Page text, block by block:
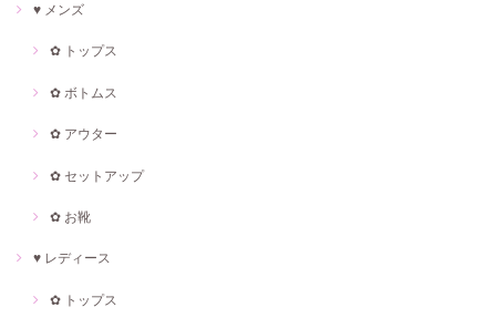
♥ メンズ
✿ トップス
✿ ボトムス
✿ アウター
✿ セットアップ
✿ お靴
♥ レディース
✿ トップス